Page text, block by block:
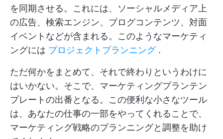
を同期させる。これには、ソーシャルメディア上
の広告、検索エンジン、ブログコンテンツ、対面
イベントなどが含まれる。このようなマーケティ
ングには プロジェクトプランニング.
ただ何かをまとめて、それで終わりというわけに
はいかない。そこで、マーケティングプランテン
プレートの出番となる。この便利な小さなツール
は、あなたの仕事の一部をやってくれることで、
マーケティング戦略のプランニングと調整を助け